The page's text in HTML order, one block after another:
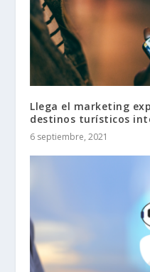
Llega el marketing
destinos turísticos
6 septiembre, 2021